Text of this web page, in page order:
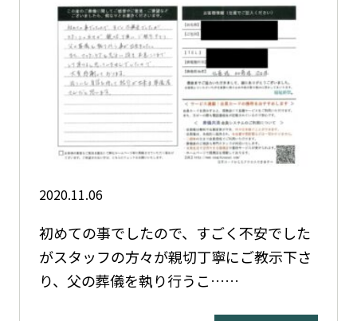
2020.11.06
初めての事でしたので、すごく不安でした
がスタッフの方々が親切丁寧にご教示下さ
り、父の葬儀を執り行うこ……